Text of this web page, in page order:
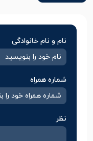
نام و نام خانوادگی
شماره همراه
نظر